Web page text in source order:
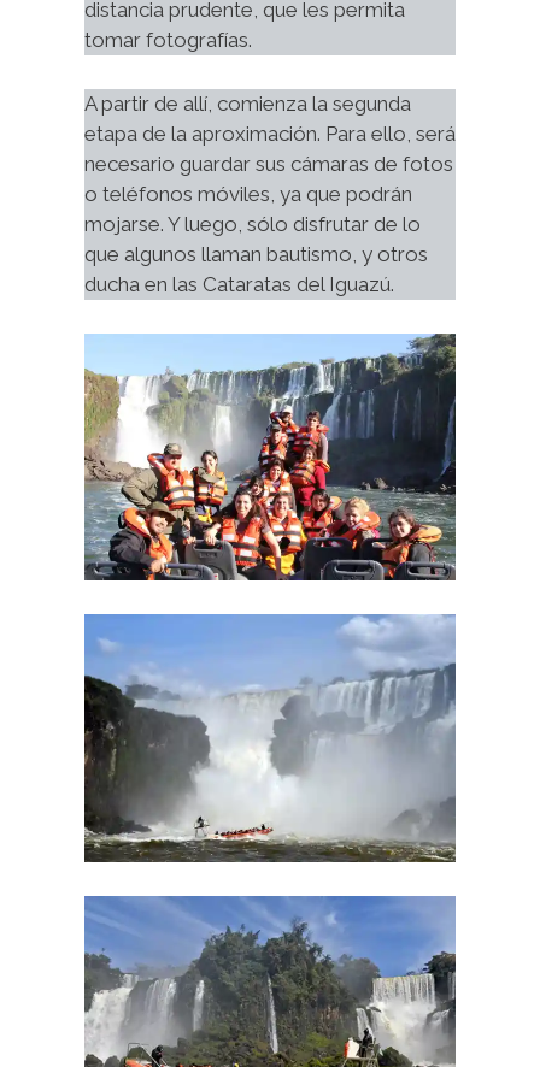
distancia prudente, que les permita
tomar fotografías.
A partir de allí, comienza la segunda
etapa de la aproximación. Para ello, será
necesario guardar sus cámaras de fotos
o teléfonos móviles, ya que podrán
mojarse. Y luego, sólo disfrutar de lo
que algunos llaman bautismo, y otros
ducha en las Cataratas del Iguazú.